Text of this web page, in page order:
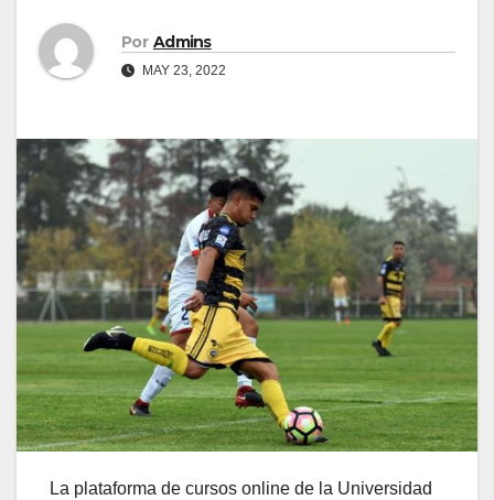
Por Admins
MAY 23, 2022
La plataforma de cursos online de la Universidad